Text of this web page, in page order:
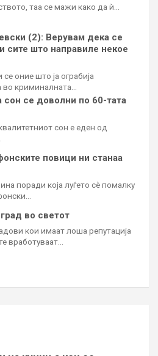
таа се мажи како да ѝ…
(2): Верувам дека се
сите што направиле некое
оние што ја ограбија
во криминалната…
сон се доволни по 60-тата
сон е еден од
повици ни станаа
поради која луѓето сè помалку
во светот
кои имаат лоша репутација
вработуваат…